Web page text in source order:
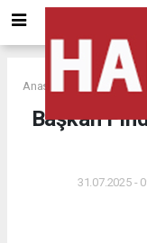
Anasayfa EKONOMİ
Başkan
31.07.2025 -